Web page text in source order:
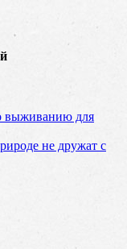
выживанию для
не дружат с